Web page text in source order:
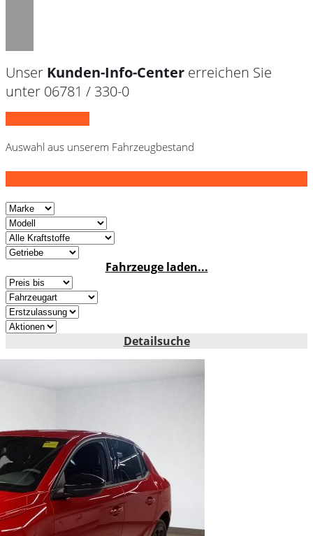
Unser Kunden-Info-Center erreichen Sie
unter 06781 / 330-0
Auswahl aus unserem Fahrzeugbestand
Fahrzeuge laden...
Detailsuche